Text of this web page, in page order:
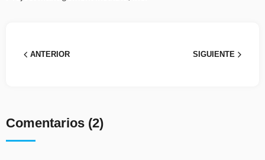
ANTERIOR SIGUIENTE
Comentarios (2)